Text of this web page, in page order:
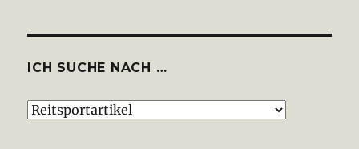
ICH SUCHE NACH …
Ich